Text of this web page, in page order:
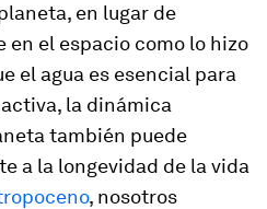
en lugar de
en el espacio como lo hizo
el agua es esencial para
la dinámica
también puede
a la longevidad de la vida
, nosotros